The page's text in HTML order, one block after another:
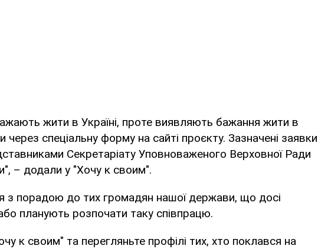
жити в Україні, проте виявляють бажання жити в
через спеціальну форму на сайті проєкту. Зазначені заявки
Секретаріату Уповноваженого Верховної Ради
– додали у "Хочу к своим".
з порадою до тих громадян нашої держави, що досі
планують розпочати таку співпрацю.
к своим" та перегляньте профілі тих, хто поклався на